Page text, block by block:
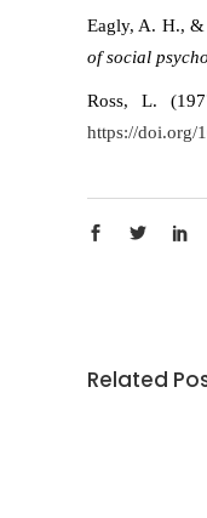
Eagly, A. H., &
of social
Ross, L.
https://doi.org/
Related